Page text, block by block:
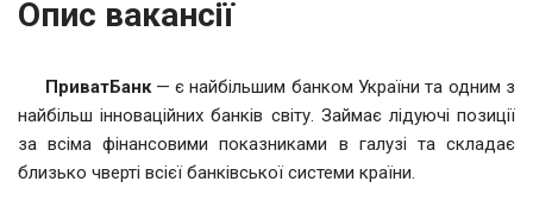
Опис вакансії
ПриватБанк— є найбільшим банком України та одним з
найбільш інноваційних банків світу. Займає лідуючі позиції
за всіма фінансовими показниками в галузі та складає
близько чверті всієї банківської системи країни.